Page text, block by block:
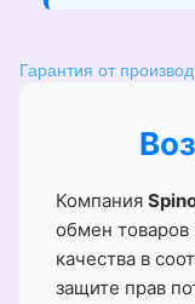
Гарантия от
Компания
обмен
качества в
защите прав